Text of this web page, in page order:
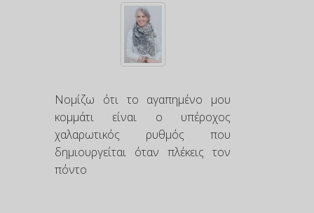
Νομίζω ότι το αγαπημένο μου
κομμάτι είναι ο υπέροχος
χαλαρωτικός ρυθμός που
δημιουργείται όταν πλέκεις τον
πόντο